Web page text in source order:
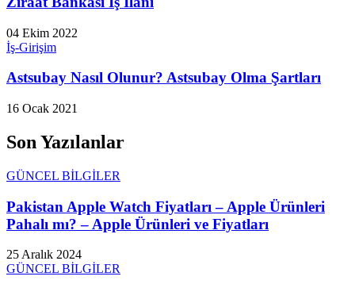
04 Ekim 2022
İş-Girişim
Astsubay Nasıl Olunur? Astsubay Olma Şartları
16 Ocak 2021
Son Yazılanlar
GÜNCEL BİLGİLER
Pakistan Apple Watch Fiyatları – Apple Ürünleri
Pahalı mı? – Apple Ürünleri ve Fiyatları
25 Aralık 2024
GÜNCEL BİLGİLER